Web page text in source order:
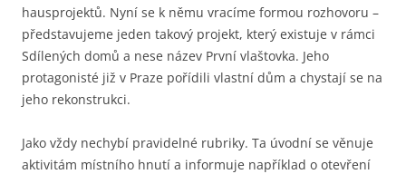
hausprojektů. Nyní se k němu vracíme formou rozhovoru –
představujeme jeden takový projekt, který existuje v rámci
Sdílených domů a nese název První vlaštovka. Jeho
protagonisté již v Praze pořídili vlastní dům a chystají se na
jeho rekonstrukci.
Jako vždy nechybí pravidelné rubriky. Ta úvodní se věnuje
aktivitám místního hnutí a informuje například o otevření